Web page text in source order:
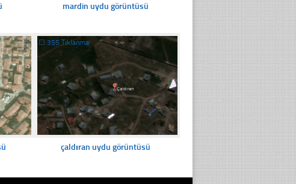
mardin uydu görüntüsü
☐ 355 Tıklanma
çaldıran uydu görüntüsü